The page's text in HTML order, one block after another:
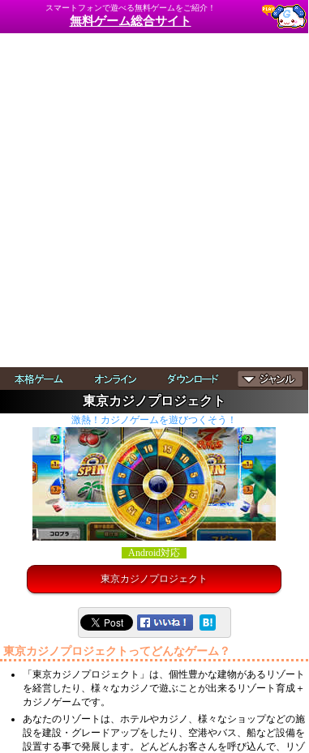
スマートフォンで遊べる無料ゲームをご紹介！
無料ゲーム総合サイト
東京カジノプロジェクト
激熱！カジノゲームを遊びつくそう！
Android対応
東京カジノプロジェクト
東京カジノプロジェクトってどんなゲーム？
「東京カジノプロジェクト」は、個性豊かな建物があるリゾート
を経営したり、様々なカジノで遊ぶことが出来るリゾート育成＋
カジノゲームです。
あなたのリゾートは、ホテルやカジノ、様々なショップなどの施
設を建設・グレードアップをしたり、空港やバス、船など設備を
設置する事で発展します。どんどんお客さんを呼び込んで、リゾ